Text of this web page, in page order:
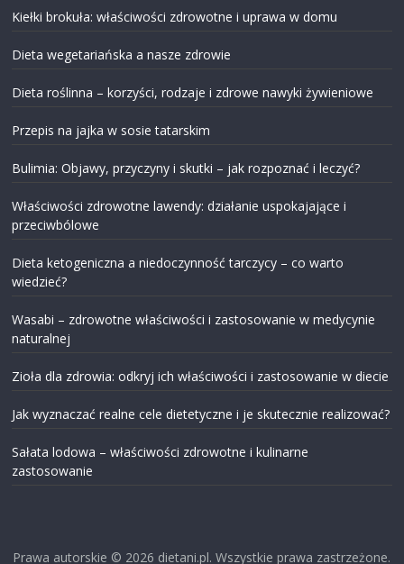
Kiełki brokuła: właściwości zdrowotne i uprawa w domu
Dieta wegetariańska a nasze zdrowie
Dieta roślinna – korzyści, rodzaje i zdrowe nawyki żywieniowe
Przepis na jajka w sosie tatarskim
Bulimia: Objawy, przyczyny i skutki – jak rozpoznać i leczyć?
Właściwości zdrowotne lawendy: działanie uspokajające i
przeciwbólowe
Dieta ketogeniczna a niedoczynność tarczycy – co warto
wiedzieć?
Wasabi – zdrowotne właściwości i zastosowanie w medycynie
naturalnej
Zioła dla zdrowia: odkryj ich właściwości i zastosowanie w diecie
Jak wyznaczać realne cele dietetyczne i je skutecznie realizować?
Sałata lodowa – właściwości zdrowotne i kulinarne
zastosowanie
Prawa autorskie © 2026 dietani.pl. Wszystkie prawa zastrzeżone.